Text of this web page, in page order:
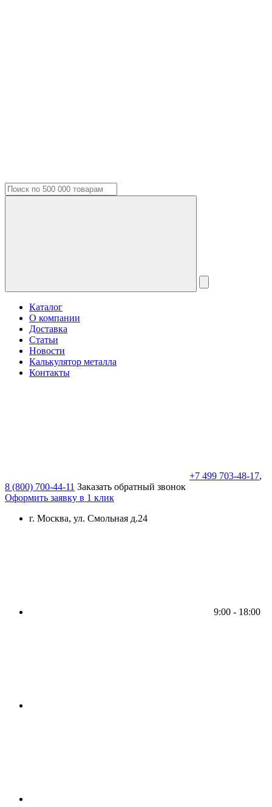
Каталог
О компании
Доставка
Статьи
Новости
Калькулятор металла
Контакты
+7 499 703-48-17,
8 (800) 700-44-11 Заказать обратный звонок
Оформить заявку в 1 клик
г. Москва, ул. Смольная д.24
9:00 - 18:00